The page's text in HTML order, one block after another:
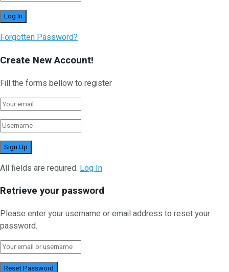
Forgotten Password?
Create New Account!
Fill the forms bellow to register
All fields are required. Log In
Retrieve your password
Please enter your username or email address to reset your
password.